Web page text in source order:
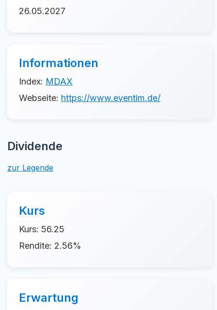
26.05.2027
Informationen
Index: MDAX
Webseite: https://www.eventim.de/
Dividende
zur Legende
Kurs
Kurs: 56.25
Rendite: 2.56%
Erwartung